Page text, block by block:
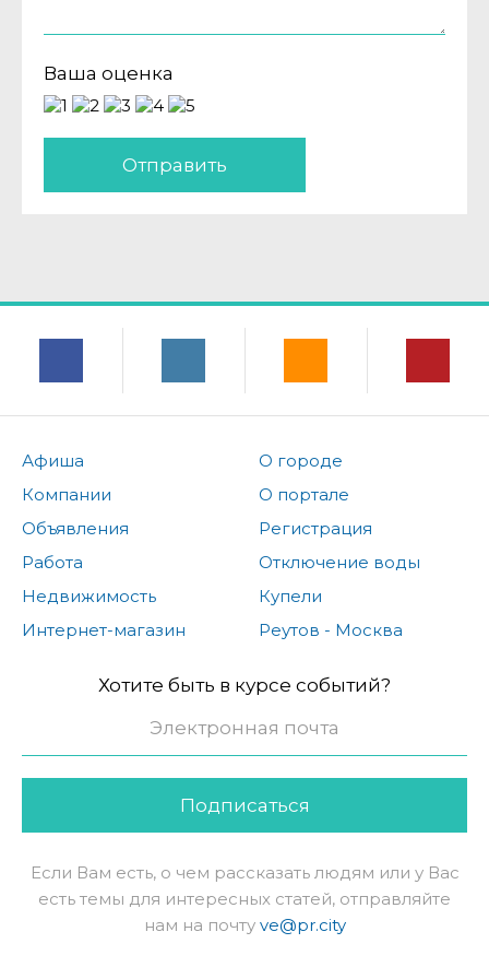
Ваша оценка
Отправить
Афиша
Компании
Объявления
Работа
Недвижимость
Интернет-магазин
О городе
О портале
Регистрация
Отключение воды
Купели
Реутов - Москва
Хотите быть в курсе событий?
Подписаться
Если Вам есть, о чем рассказать людям или у Вас
есть темы для интересных статей, отправляйте
нам на почту ve@pr.city